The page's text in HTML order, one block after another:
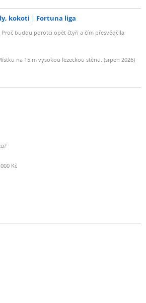
kokoti Fortuna liga
Proč budou porotci opět čtyři a čím přesvědčila
na 15 m vysokou lezeckou stěnu. (srpen 2026)
Kč